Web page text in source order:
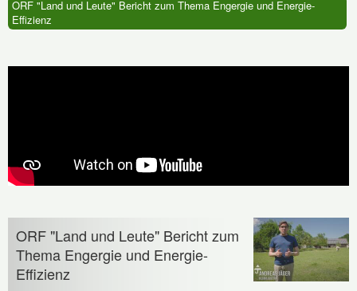
ORF "Land und Leute" Bericht zum Thema Engergie und Energie-
Effizienz
ORF "Land und Leute" Bericht zum
Thema Engergie und Energie-
Effizienz